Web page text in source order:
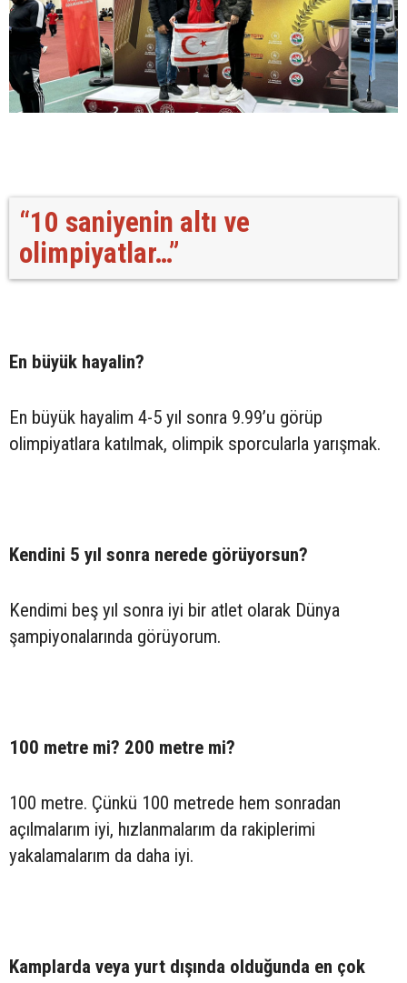
“10 saniyenin altı ve
olimpiyatlar…”
En büyük hayalin?
En büyük hayalim 4-5 yıl sonra 9.99’u görüp
olimpiyatlara katılmak, olimpik sporcularla yarışmak.
Kendini 5 yıl sonra nerede görüyorsun?
Kendimi beş yıl sonra iyi bir atlet olarak Dünya
şampiyonalarında görüyorum.
100 metre mi? 200 metre mi?
100 metre. Çünkü 100 metrede hem sonradan
açılmalarım iyi, hızlanmalarım da rakiplerimi
yakalamalarım da daha iyi.
Kamplarda veya yurt dışında olduğunda en çok